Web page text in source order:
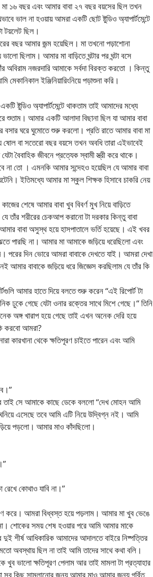
১৬ বছর এবং আমার বাবা ২৭ বছর বয়সের ছিল তখন
ভাল না হওয়ায় আমরা একটি ছোট ষ্টুডিও অ্যাপার্টমেন্টে
টয়লেট ছিল।
বছর আমার জন্ম হয়েছিল। মা তখনো পড়াশোনা
ছিলাম। আমার মা বাড়িতে ঘন্টার পর ঘন্টা বসে
অবিরাম নজরদারি আমাকে সর্বদা বিরক্ত করতো । কিন্তু
ইঞ্জিনিয়ারিংনিয়ে পড়াশুনা করি।
ষ্টুডিও অ্যাপার্টমেন্টে থাকতাম তাই আমাদের মধ্যে
আমার একটি আলাদা বিছানা ছিল যা আমার বাবা
বসার ঘরে ঘুমোতে শুরু করলো। প্রতি রাতে আমার বাবা মা
বা সতেরো বছর বয়সে তখন অবধি তারা এইভাবেই
বৈবাহিক জীবনে প্রত্যেক স্বামী স্ত্রী করে থাকে।
না তো । এমনকি আমার সন্দেহও হয়েছিল যে আমার বাবা
ইতিমধ্যে আমার মা স্কুল শিক্ষক হিসাবে চাকরি নেয়
শেষে আমার বাবা খুব বিবর্ণ মুখ নিয়ে বাড়িতে
শরীরের চেকআপ করানো টা দরকার কিন্তু বাবা
বাবা অসুস্থ হয়ে হাসপাতালে ভর্তি হয়েছে। এই খবর
পারছি না। আমার মা আমাকে জড়িয়ে ধরেছিলো এবং
পরের দিন ভোরে আমরা বাবাকে দেখতে যাই। আমরা দেখা
আমার বাবাকে জড়িয়ে ধরে জিজ্ঞেস করছিলাম যে তাঁর কি
আমার হাতে দিয়ে বলতে শুরু করেন “এই রিপোর্ট টা
ঢুকে গেছে যেটা ওনার রক্তের সাথে মিশে গেছে।“ তিনি
খারাপ হয়ে গেছে তাই এখন অনেক দেরি হয়ে
করবো আমরা?
কারখানা থেকে ক্ষতিপূরণ চাইতে পারেন এবং আমি
তাই সে আমাকে কাছে ডেকে বললো “দেখ মোহন আমি
এসেছে তবে আমি এটি নিয়ে উদ্বিগ্ন নই। আমি
পড়লো। আমার মাও কাঁদছিলো।
কোথাও যাবি না।”
করে। আমরা বিধ্বস্ত হয়ে পড়লাম। আমার মা খুব ভেঙে
শোকের সময় শেষ হওয়ার পরে আমি আমার মাকে
শীর্ষ আধিকারিক আমাদের আদালতে বাইরে নিষ্পত্তির
অবস্থায় ছিল না তাই আমি তাদের সাথে কথা বলি।
ভালো ক্ষতিপূরণ পেলাম আর তাই মামলা টা প্রত্যাহার
কিছু সামলানোর জন্য আমার মাও আমার জন্য গর্বিত